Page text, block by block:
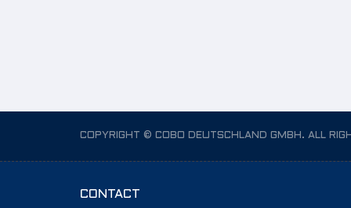
COPYRIGHT © COBO DEUTSCHLAND GMBH. ALL
CONTACT